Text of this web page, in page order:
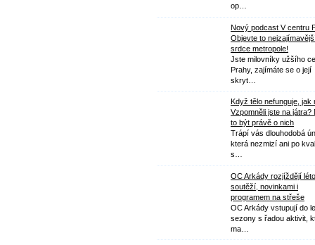
op…
Nový podcast V centru
Objevte to
srdce metropole!
Jste milovníky užšího
Prahy, zajímáte se o její
skryt…
Když tělo nefunguje, jak
Vzpomněli jste na játra?
to být právě o nich
Trápí vás dlouhodobá
která nezmizí ani po
s…
OC Arkády rozjíždějí léto
soutěží, novinkami i
programem na střeše
OC Arkády vstupují do
sezony s řadou aktivit,
ma…